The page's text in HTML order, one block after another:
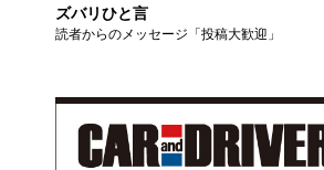
ズバリひと言
読者からのメッセージ「投稿大歓迎」